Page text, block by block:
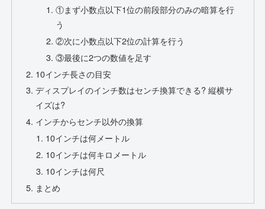
①まず小数点以下1位の前段部分のみの暗算を行
う
②次に小数点以下2位の計算を行う
③最後に2つの数値を足す
10インチ長さの目安
ディスプレイのインチ数はセンチ換算できる? 縦横サ
イズは?
インチからセンチ以外の換算
10インチは何メートル
10インチは何キロメートル
10インチは何尺
まとめ